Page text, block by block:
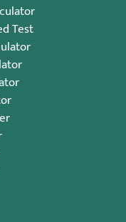
Test